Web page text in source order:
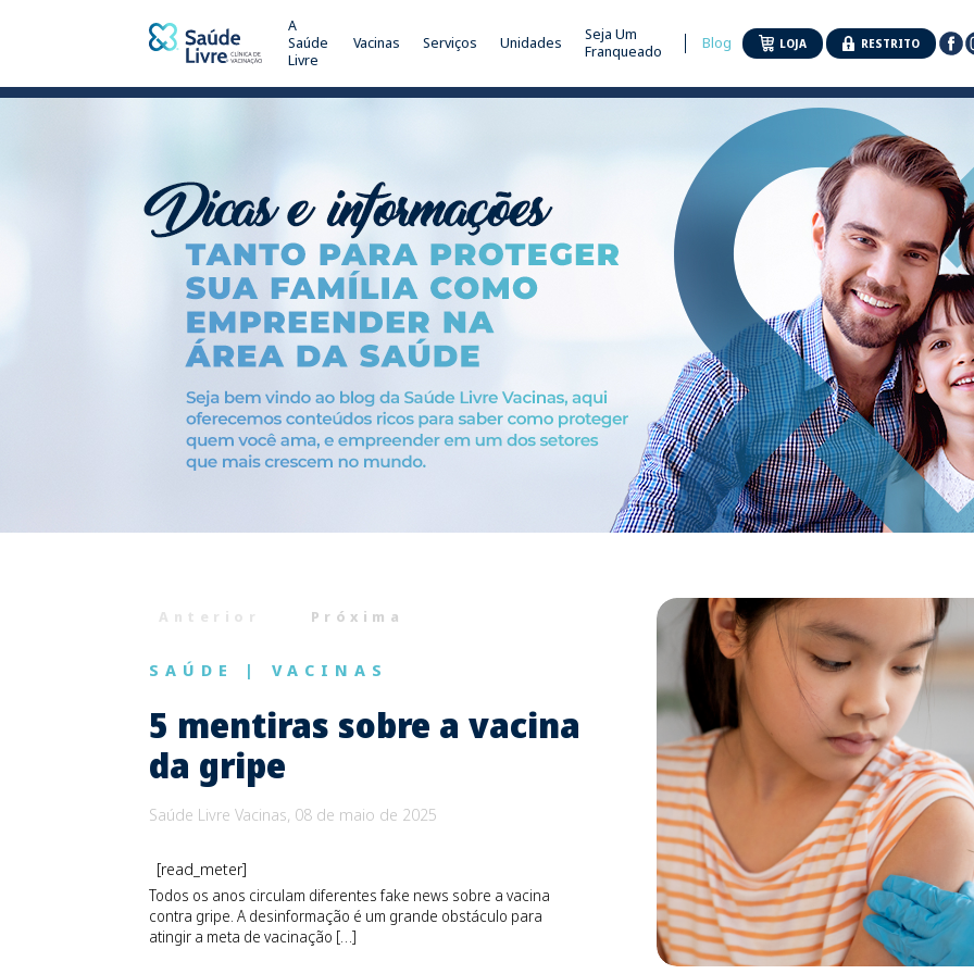
A
Saúde
Livre
Vacinas Serviços Unidades
Seja Um
Franqueado
Blog LOJA RESTRITO
Anterior Próxima
SAÚDE | VACINAS
5 mentiras sobre a vacina
da gripe
Saúde Livre Vacinas, 08 de maio de 2025
[read_meter]
Todos os anos circulam diferentes fake news sobre a vacina
contra gripe. A desinformação é um grande obstáculo para
atingir a meta de vacinação […]